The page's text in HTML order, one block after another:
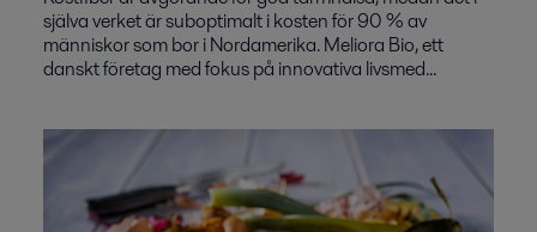
själva verket är suboptimalt i kosten för 90 % av
människor som bor i Nordamerika. Meliora Bio, ett
danskt företag med fokus på innovativa livsmed...